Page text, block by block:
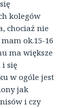
kolegów
chociaż nie
ok.15-16
ma większe
i się
w ogóle jest
jak
i czy